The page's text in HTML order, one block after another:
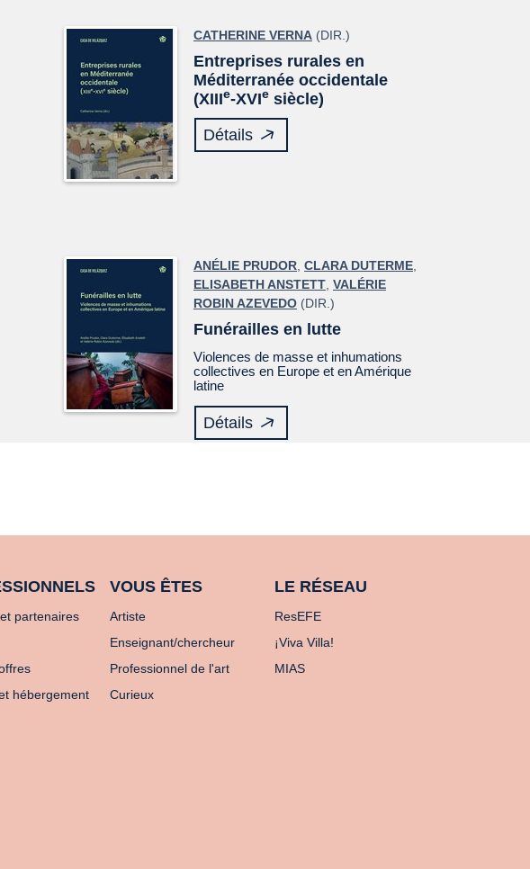
CATHERINE VERNA (DIR.)
Entreprises rurales en
Méditerranée occidentale
(XIIIe-XVIe siècle)
Détails
ANÉLIE PRUDOR CLARA DUTERME
ELISABETH ANSTETT VALÉRIE
ROBIN AZEVEDO (DIR.)
Funérailles en lutte
Violences de masse et inhumations
collectives en Europe et en Amérique
latine
Détails
partenaires
hébergement
VOUS ÊTES
Artiste
Enseignant/chercheur
Professionnel de l'art
Curieux
LE RÉSEAU
ResEFE
¡Viva Villa!
MIAS